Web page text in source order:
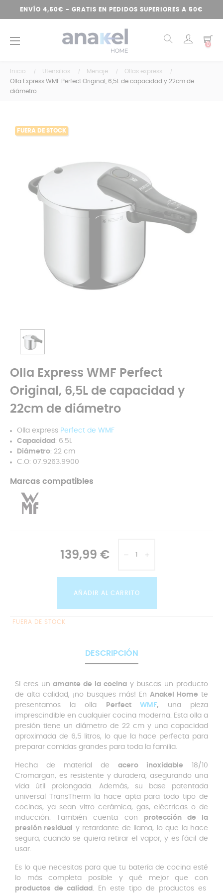
ENVÍO 4,50€ - GRATIS EN PEDIDOS SUPERIORES A 50€
Navegación
☰ 0
Inicio Utensilios Menaje
Ollas express
Olla Express WMF Perfect Original, 6,5L de capacidad y 22cm de
diámetro
FUERA DE STOCK
Olla Express WMF Perfect
Original, 6,5L de capacidad y
22cm de diámetro
Olla express Perfect de WMF
Capacidad : 6.5L
Diámetro: 22 cm
C.O: 07.9263.9900
Marcas compatibles
139,99 €
AÑADIR AL CARRITO
FUERA DE STOCK
DESCRIPCIÓN
Si eres unamante de la cocinay buscas un producto
de alta calidad, ¡no busques más! En Anakel Home te
presentamos la olla
Perfect WMF, una pieza
imprescindible en cualquier cocina moderna. Esta olla a
presión tiene un diámetro de 22 cm y una capacidad
aproximada de 6,5 litros, lo que la hace perfecta para
preparar comidas grandes para toda la familia.
Hecha de material de acero inoxidable 18/10
Cromargan, es resistente y duradera, asegurando una
vida útil prolongada. Además, su base patentada
universal TransTherm la hace apta para todo tipo de
cocinas, ya sean vitro cerámica, gas, eléctricas o de
inducción. También cuenta con protección de la
presión residual
y retardante de llama, lo que la hace
segura, cuando se quiera retirar el vapor, y es fácil de
usar.
Es lo que necesitas para que tu batería de cocina esté
lo más completa posible y qué mejor que con
productos de calidad . En este tipo de productos es